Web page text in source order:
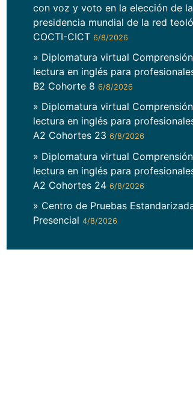
con voz y voto en la elección de la
presidencia mundial de la red
COCTI-CICT 6/8/2026
» Diplomatura virtual
lectura en inglés para
B2 Cohorte 8 6/8/2026
» Diplomatura virtual
lectura en inglés para
A2 Cohortes 23 6/8/2026
» Diplomatura virtual
lectura en inglés para
A2 Cohortes 24 6/8/2026
» Centro de Pruebas
Presencial 4/8/2026